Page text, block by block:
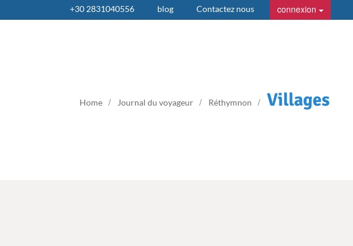
+30 2831040556 blog Contactez nous connexion
Home Journal du voyageur Réthymnon Villages